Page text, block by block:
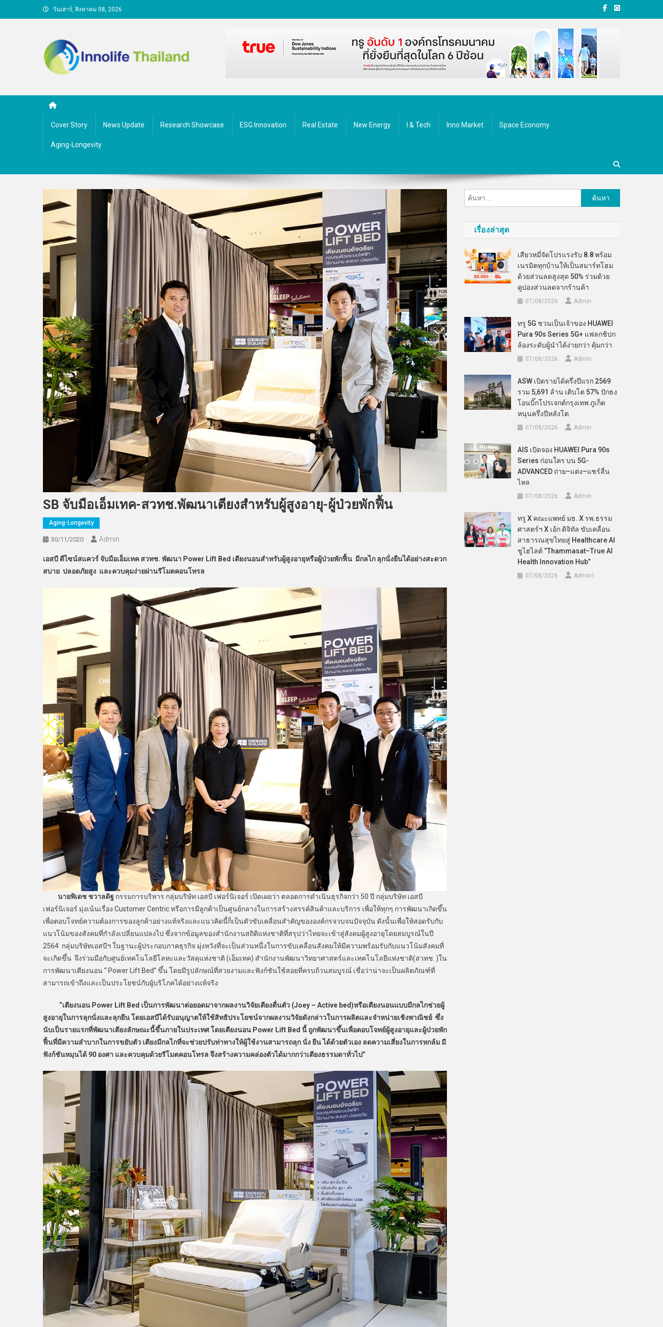
to
วันเสาร์, สิงหาคม 08, 2026
Cover Story News Update Research Showcase ESG Innovation Real Estate New Energy I & Tech Inno Market Space Economy
Aging-Longevity
SB จับมือเอ็มเทค-สวทช.พัฒนาเตียงสำหรับผู้สูงอายุ-ผู้ป่วยพักฟื้น
Aging-Longevity
30/11/2020 Admin
เอสบี ดีไซน์สแควร์ จับมือเอ็มเทค สวทช. พัฒนา Power Lift Bed เตียงนอนสำหรับผู้สูงอายุหรือผู้ป่วยพักฟื้น มีกลไก ลุกนั่งยืนได้อย่างสะดวก
สบาย ปลอดภัยสูง และควบคุมง่ายผ่านรีโมตคอนโทรล
นายพิเดช ชวาลดิฐ กรรมการบริหาร กลุ่มบริษัท เอสบี เฟอร์นิเจอร์ เปิดเผยว่า ตลอดการดำเนินธุรกิจกว่า 50 ปี กลุ่มบริษัท เอสบี
เฟอร์นิเจอร์ มุ่งเน้นเรื่อง Customer Centric หรือการมีลูกค้าเป็นศูนย์กลางในการสร้างสรรค์สินค้าและบริการ เพื่อให้ทุกๆ การพัฒนาเกิดขึ้น
เพื่อตอบโจทย์ความต้องการของลูกค้าอย่างแท้จริงและแนวคิดนี้ก็เป็นตัวขับเคลื่อนสำคัญขององค์กรจวบจนปัจจุบัน ดังนั้นเพื่อให้สอดรับกับ
แนวโน้มของสังคมที่กำลังเปลี่ยนแปลงไป ซึ่งจากข้อมูลของสำนักงานสถิติแห่งชาติที่สรุปว่าไทยจะเข้าสู่สังคมผู้สูงอายุโดยสมบูรณ์ในปี
2564 กลุ่มบริษัทเอสบีฯ ในฐานะผู้ประกอบภาคธุรกิจ มุ่งหวังที่จะเป็นส่วนหนึ่งในการขับเคลื่อนสังคมให้มีความพร้อมรับกับแนวโน้มสังคมที่
จะเกิดขึ้น จึงร่วมมือกับศูนย์เทคโนโลยีโลหะและวัสดุแห่งชาติ (เอ็มเทค) สำนักงานพัฒนาวิทยาศาสตร์และเทคโนโลยีแห่งชาติ(สวทช. )ใน
การพัฒนาเตียงนอน “ Power Lift Bed” ขึ้น โดยมีรูปลักษณ์ที่สวยงามและฟังก์ชันใช้สอยที่ครบถ้วนสมบูรณ์ เชื่อว่าน่าจะเป็นผลิตภัณฑ์ที่
สามารถเข้าถึงและเป็นประโยชน์กับผู้บริโภคได้อย่างแท้จริง
“เตียงนอน Power Lift Bed เป็นการพัฒนาต่อยอดมาจากผลงานวิจัยเตียงตื่นตัว (Joey – Active bed)หรือเตียงนอนแบบมีกลไกช่วยผู้
สูงอายุในการลุกนั่งและลุกยืน โดยเอสบีได้รับอนุญาตให้ใช้สิทธิประโยชน์จากผลงานวิจัยดังกล่าวในการผลิตและจำหน่ายเชิงพาณิชย์ ซึ่ง
นับเป็นรายแรกที่พัฒนาเตียงลักษณะนี้ขึ้นภายในประเทศ โดยเตียงนอน Power Lift Bed นี้ ถูกพัฒนาขึ้นเพื่อตอบโจทย์ผู้สูงอายุและผู้ป่วยพัก
ฟื้นที่มีความลำบากในการขยับตัว เตียงมีกลไกที่จะช่วยปรับท่าทางให้ผู้ใช้งานสามารถลุก นั่ง ยืน ได้ด้วยตัวเอง ลดความเสี่ยงในการหกล้ม มี
ฟังก์ชันหมุนได้ 90 องศา และควบคุมด้วยรีโมตคอนโทรล จึงสร้างความคล่องตัวได้มากกว่าเตียงธรรมดาทั่วไป”
ค้นหา
สำหรับ:
เรื่องล่าสุด
เสียวหมี่จัดโปรแรงรับ 8.8 พร้อม
เนรมิตทุกบ้านให้เป็นสมาร์ทโฮม
ด้วยส่วนลดสูงสุด 50% ร่วมด้วย
คูปองส่วนลดจากร้านค้า
07/08/2026 Admin
ทรู 5G ชวนเป็นเจ้าของ HUAWEI
Pura 90s Series 5G+ แฟลกชิปก
ล้องระดับผู้นำได้ง่ายกว่า คุ้มกว่า
07/08/2026 Admin
ASW เปิดรายได้ครึ่งปีแรก 2569
รวม 5,691 ล้าน เติบโต 57% ปักธง
โอนบิ๊กโปรเจกต์กรุงเทพ ภูเก็ต
หนุนครึ่งปีหลังโต
07/08/2026 Admin
AIS เปิดจอง HUAWEI Pura 90s
Series ก่อนใคร บน 5G-
ADVANCED ถ่าย–แต่ง–แชร์ลื่น
ไหล
07/08/2026 Admin
ทรู X คณะแพทย์ มธ. X รพ.ธรรม
ศาสตร์ฯ X เอ้ก ดิจิทัล ขับเคลื่อน
สาธารณสุขไทยสู่ Healthcare AI
ชูไฮไลต์ “Thammasat–True AI
Health Innovation Hub”
07/08/2026 Admin​1